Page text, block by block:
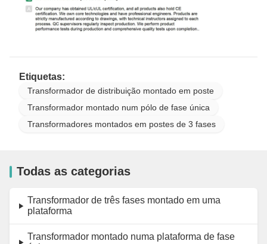
Etiquetas:
Transformador de distribuição montado em poste
Transformador montado num pólo de fase única
Transformadores montados em postes de 3 fases
Todas as categorias
Transformador de três fases montado em uma
plataforma
Transformador montado numa plataforma de fase